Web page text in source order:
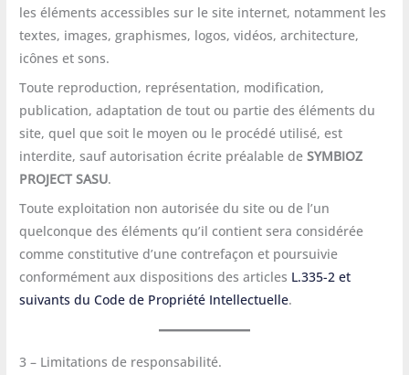
les éléments accessibles sur le site internet, notamment les
textes, images, graphismes, logos, vidéos, architecture,
icônes et sons.
Toute reproduction, représentation, modification,
publication, adaptation de tout ou partie des éléments du
site, quel que soit le moyen ou le procédé utilisé, est
interdite, sauf autorisation écrite préalable deSYMBIOZ
PROJECT SASU.
Toute exploitation non autorisée du site ou de l’un
quelconque des éléments qu’il contient sera considérée
comme constitutive d’une contrefaçon et poursuivie
conformément aux dispositions des articles L.335-2 et
suivants du Code de Propriété Intellectuelle.
3 – Limitations de responsabilité.